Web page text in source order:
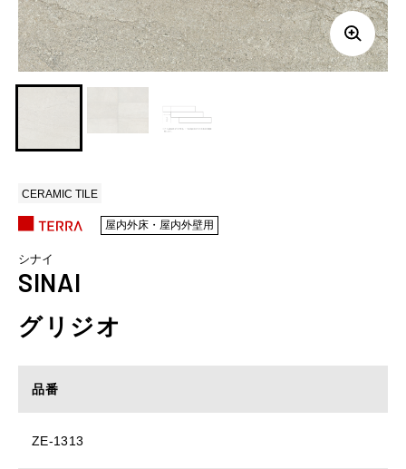
CERAMIC TILE
屋内外床・屋内外壁用
シナイ
SINAI
グリジオ
品番
ZE-1313